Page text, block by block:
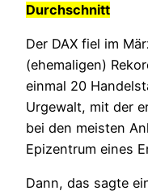
Durchschnitt
Der DAX fiel im
(ehemaligen)
einmal 20
Urgewalt, mit der
bei den meisten
Epizentrum eines
Dann, das sagte